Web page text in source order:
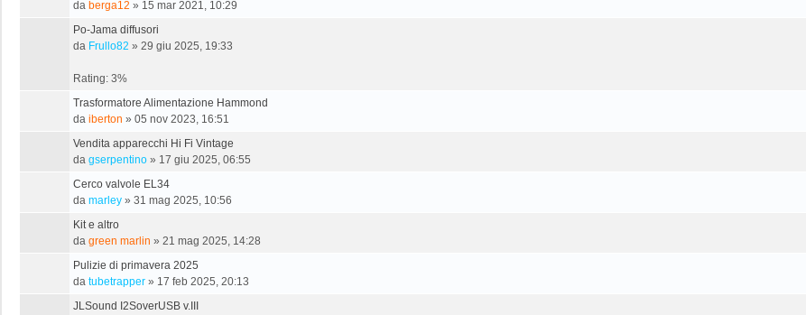
da berga12 » 15 mar 2021, 10:29
Po-Jama diffusori
da Frullo82 » 29 giu 2025, 19:33
Rating: 3%
Trasformatore Alimentazione Hammond
da iberton » 05 nov 2023, 16:51
Vendita apparecchi Hi Fi Vintage
da gserpentino » 17 giu 2025, 06:55
Cerco valvole EL34
da marley » 31 mag 2025, 10:56
Kit e altro
da green marlin » 21 mag 2025, 14:28
Pulizie di primavera 2025
da tubetrapper » 17 feb 2025, 20:13
JLSound I2SoverUSB v.III